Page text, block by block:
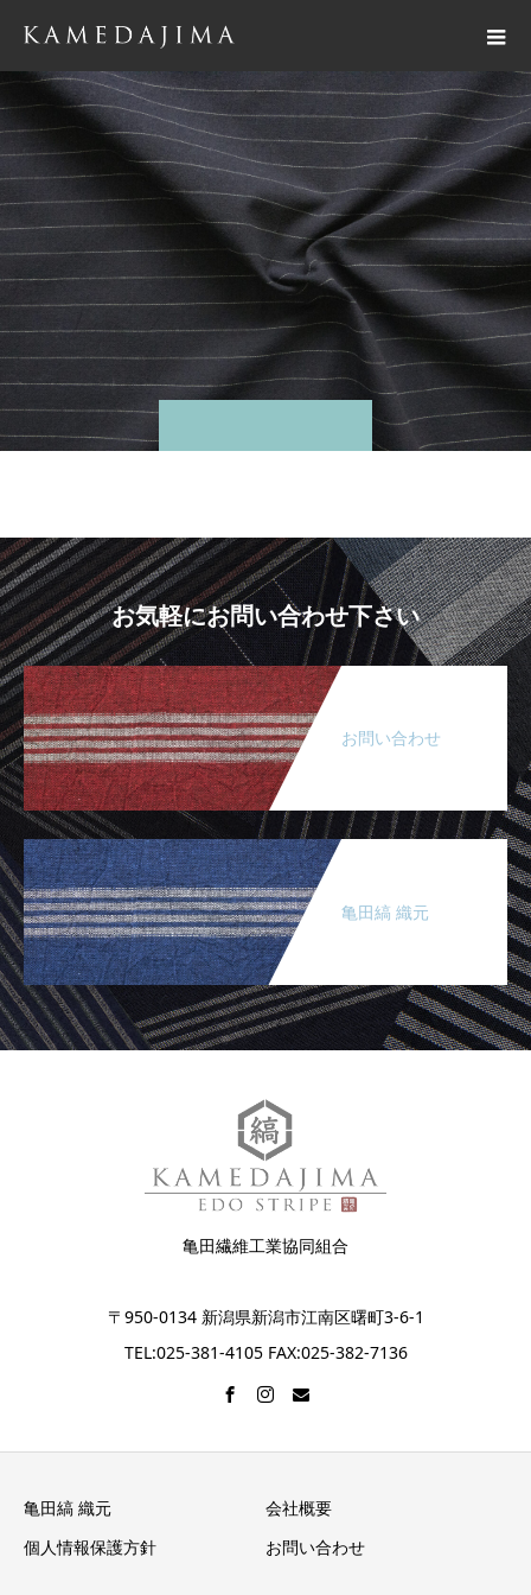
お気軽にお問い合わせ下さい
お問い合わせ
亀田縞 織元
亀田繊維工業協同組合
〒950-0134 新潟県新潟市江南区曙町3-6-1
TEL:025-381-4105 FAX:025-382-7136
亀田縞 織元
会社概要
個人情報保護方針
お問い合わせ